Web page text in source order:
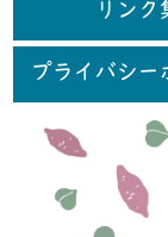
リンク
プライバシー